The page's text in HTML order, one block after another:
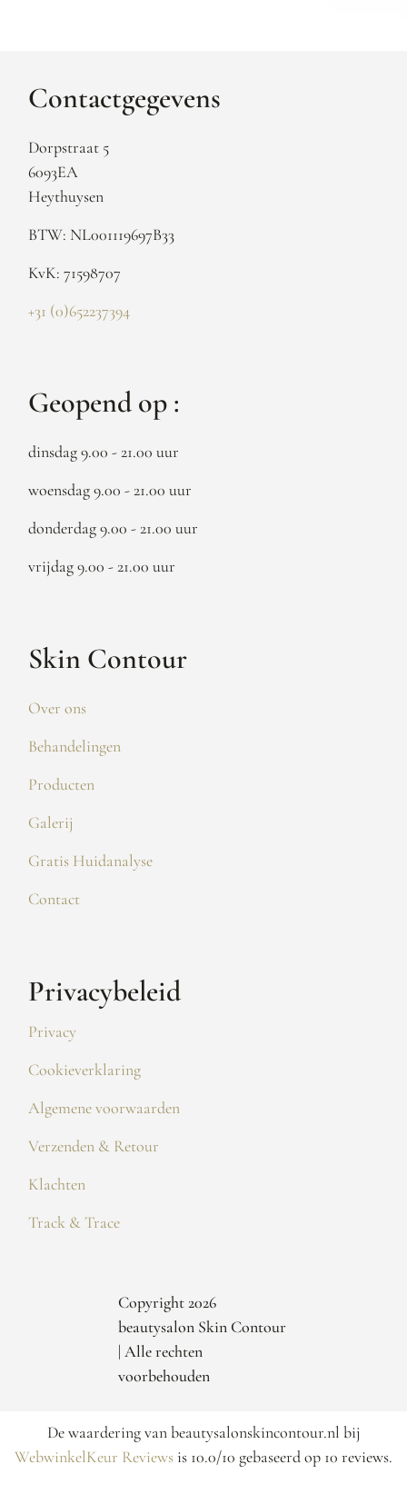
Contactgegevens
Dorpstraat 5
6093EA
Heythuysen
BTW: NL001119697B33
KvK: 71598707
+31 (0)652237394
Geopend op :
dinsdag 9.00 - 21.00 uur
woensdag 9.00 - 21.00 uur
donderdag 9.00 - 21.00 uur
vrijdag 9.00 - 21.00 uur
Skin Contour
Over ons
Behandelingen
Producten
Galerij
Gratis Huidanalyse
Contact
Privacybeleid
Privacy
Cookieverklaring
Algemene voorwaarden
Verzenden & Retour
Klachten
Track & Trace
Copyright 2026
beautysalon Skin Contour
| Alle rechten
voorbehouden
De waardering van beautysalonskincontour.nl bij
WebwinkelKeur Reviews is 10.0/10 gebaseerd op 10 reviews.